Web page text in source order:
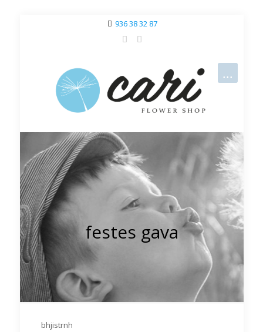
936 38 32 87
festes gava
bhjistrnh